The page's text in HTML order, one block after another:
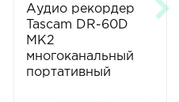
Аудио рекордер
Tascam DR-60D
MK2
многоканальный
портативный